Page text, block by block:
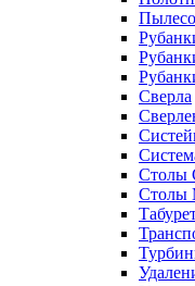
Сверла
Столы
Столы